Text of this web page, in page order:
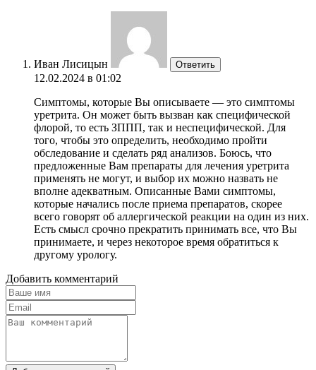
Иван Лисицын Ответить
12.02.2024 в 01:02
Симптомы, которые Вы описываете — это симптомы
уретрита. Он может быть вызван как специфической
флорой, то есть ЗППП, так и неспецифической. Для
того, чтобы это определить, необходимо пройти
обследование и сделать ряд анализов. Боюсь, что
предложенные Вам препараты для лечения уретрита
применять не могут, и выбор их можно назвать не
вполне адекватным. Описанные Вами симптомы,
которые начались после приема препаратов, скорее
всего говорят об аллергической реакции на один из них.
Есть смысл срочно прекратить принимать все, что Вы
принимаете, и через некоторое время обратиться к
другому урологу.
Добавить комментарий